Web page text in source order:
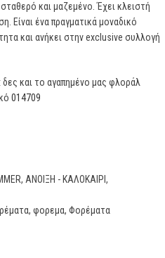
και μαζεμένο. Έχει κλειστή
Είναι ένα πραγματικά μοναδικό
και ανήκει στην exclusive συλλογή
και το αγαπημένο μας φλοράλ
014709
, ΑΝΟΙΞΗ - ΚΑΛΟΚΑΙΡΙ ,
, φορεμα, Φορέματα